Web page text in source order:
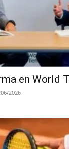
en World
2026